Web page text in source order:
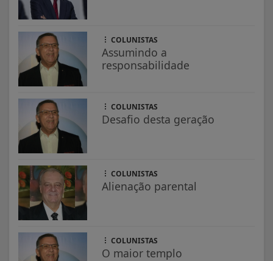
COLUNISTAS
Assumindo a
responsabilidade
COLUNISTAS
Desafio desta geração
COLUNISTAS
Alienação parental
COLUNISTAS
O maior templo